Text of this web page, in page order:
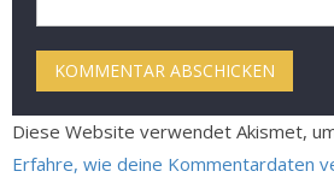
Diese Website verwendet Akismet,
Erfahre, wie deine Kommentardaten